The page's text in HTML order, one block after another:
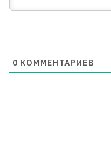
0 КОММЕНТАРИЕВ